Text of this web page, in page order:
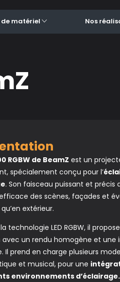
matériel Nos
RGBW de BeamZ est un
spécialement conçu pour l’
. Son faisceau puissant et précis
des scènes, façades et
extérieur.
technologie LED RGBW, il
avec un rendu homogène et une
Il prend en charge plusieurs
et musical, pour une
environnements d’éclairage.